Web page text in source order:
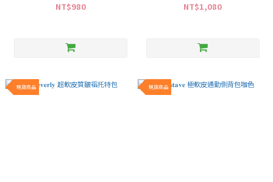
NT$980 NT$1,080
現貨商品 現貨商品